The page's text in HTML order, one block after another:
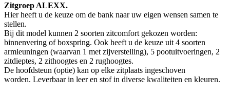
Zitgroep ALEXX.
Hier heeft u de keuze om de bank naar uw eigen wensen samen te
stellen.
Bij dit model kunnen 2 soorten zitcomfort gekozen worden:
binnenvering of boxspring. Ook heeft u de keuze uit 4 soorten
armleuningen (waarvan 1 met zijverstelling), 5 pootuitvoeringen, 2
zitdieptes, 2 zithoogtes en 2 rughoogtes.
De hoofdsteun (optie) kan op elke zitplaats ingeschoven
worden. Leverbaar in leer en stof in diverse kwaliteiten en kleuren.